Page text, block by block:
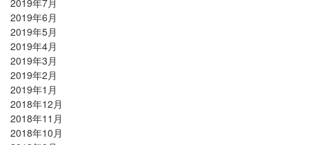
2019年7月
2019年6月
2019年5月
2019年4月
2019年3月
2019年2月
2019年1月
2018年12月
2018年11月
2018年10月